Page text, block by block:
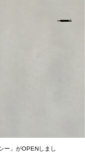
ー」がOPENしまし